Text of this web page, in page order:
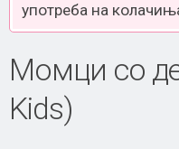
употреба на
Момци со
Kids)